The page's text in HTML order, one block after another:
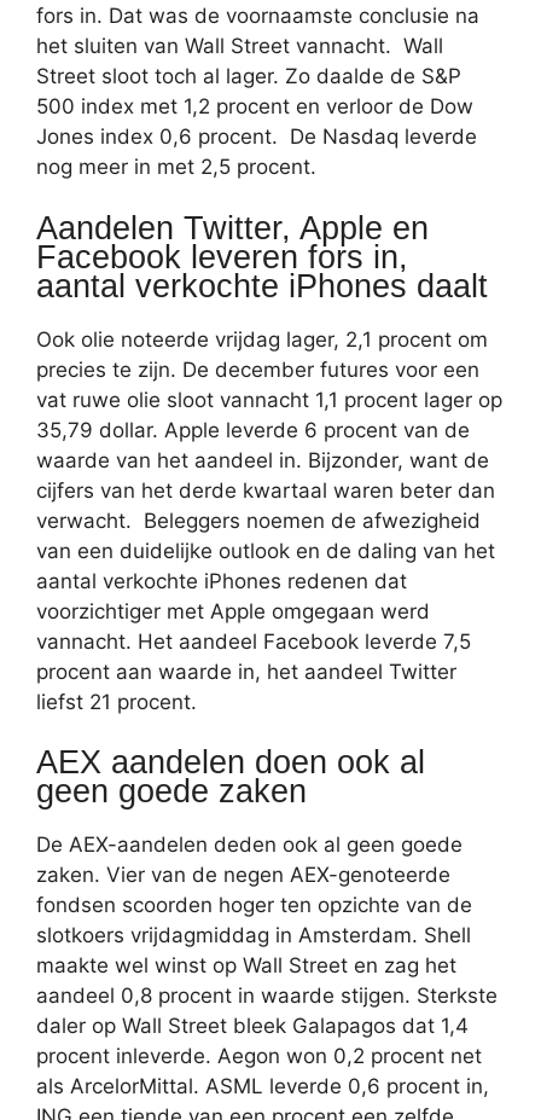
fors in. Dat was de voornaamste conclusie na
het sluiten van Wall Street vannacht. Wall
Street sloot toch al lager. Zo daalde de S&P
500 index met 1,2 procent en verloor de Dow
Jones index 0,6 procent. De Nasdaq leverde
nog meer in met 2,5 procent.
Aandelen Twitter, Apple en
Facebook leveren fors in,
aantal verkochte iPhones daalt
Ook olie noteerde vrijdag lager, 2,1 procent om
precies te zijn. De december futures voor een
vat ruwe olie sloot vannacht 1,1 procent lager op
35,79 dollar. Apple leverde 6 procent van de
waarde van het aandeel in. Bijzonder, want de
cijfers van het derde kwartaal waren beter dan
verwacht. Beleggers noemen de afwezigheid
van een duidelijke outlook en de daling van het
aantal verkochte iPhones redenen dat
voorzichtiger met Apple omgegaan werd
vannacht. Het aandeel Facebook leverde 7,5
procent aan waarde in, het aandeel Twitter
liefst 21 procent.
AEX aandelen doen ook al
geen goede zaken
De AEX-aandelen deden ook al geen goede
zaken. Vier van de negen AEX-genoteerde
fondsen scoorden hoger ten opzichte van de
slotkoers vrijdagmiddag in Amsterdam. Shell
maakte wel winst op Wall Street en zag het
aandeel 0,8 procent in waarde stijgen. Sterkste
daler op Wall Street bleek Galapagos dat 1,4
procent inleverde. Aegon won 0,2 procent net
als ArcelorMittal. ASML leverde 0,6 procent in,